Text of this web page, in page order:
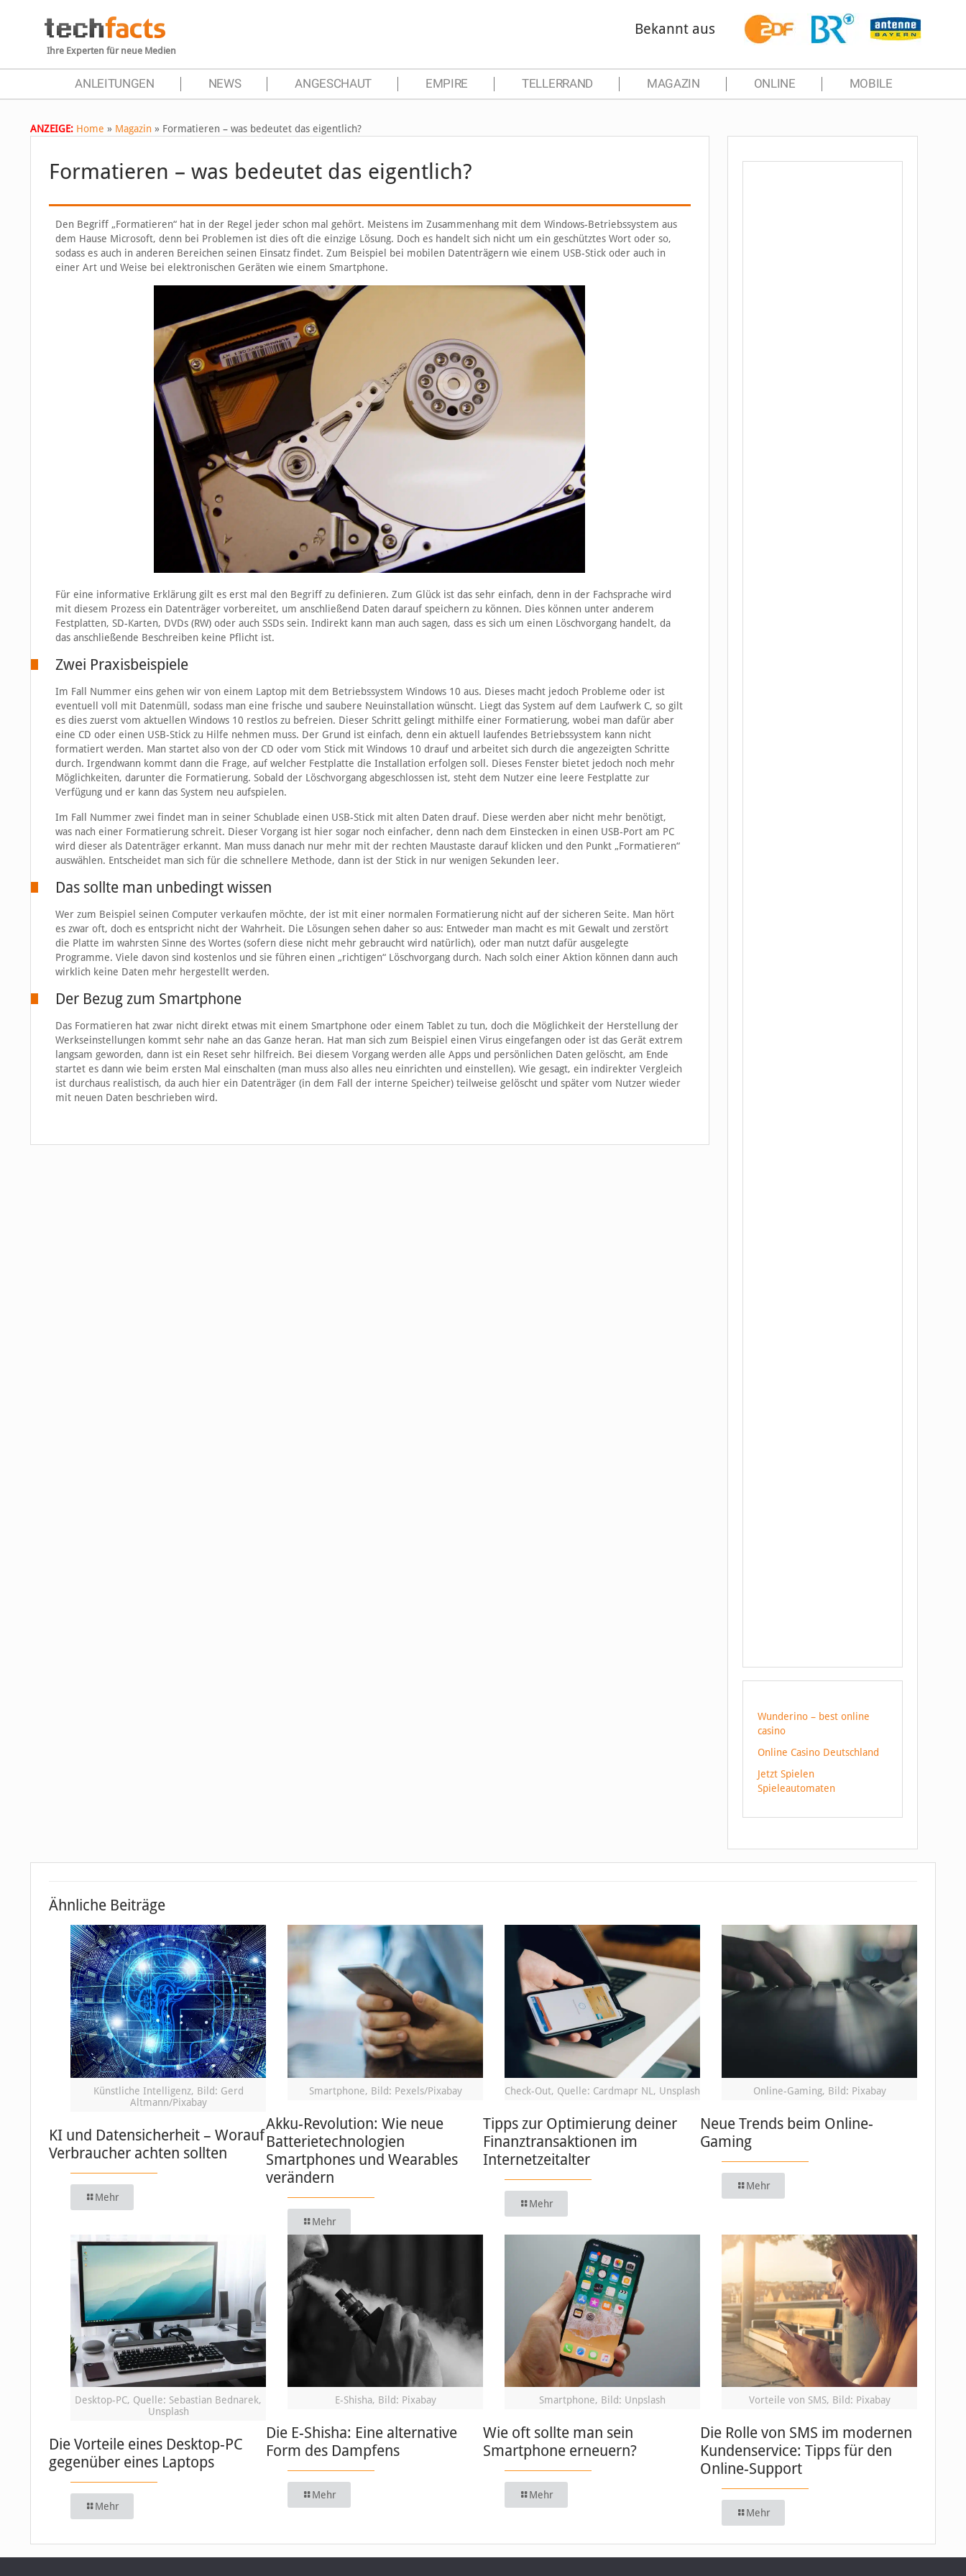
Ihre Experten für neue Medien
Bekannt aus
ANLEITUNGEN NEWS ANGESCHAUT EMPIRE TELLERRAND MAGAZIN ONLINE MOBILE
ANZEIGE: Home » Magazin » Formatieren – was bedeutet das eigentlich?
Formatieren – was bedeutet das eigentlich?
Den Begriff „Formatieren“ hat in der Regel jeder schon mal gehört. Meistens im Zusammenhang mit dem Windows-Betriebssystem aus
dem Hause Microsoft, denn bei Problemen ist dies oft die einzige Lösung. Doch es handelt sich nicht um ein geschütztes Wort oder so,
sodass es auch in anderen Bereichen seinen Einsatz findet. Zum Beispiel bei mobilen Datenträgern wie einem USB-Stick oder auch in
einer Art und Weise bei elektronischen Geräten wie einem Smartphone.
Für eine informative Erklärung gilt es erst mal den Begriff zu definieren. Zum Glück ist das sehr einfach, denn in der Fachsprache wird
mit diesem Prozess ein Datenträger vorbereitet, um anschließend Daten darauf speichern zu können. Dies können unter anderem
Festplatten, SD-Karten, DVDs (RW) oder auch SSDs sein. Indirekt kann man auch sagen, dass es sich um einen Löschvorgang handelt, da
das anschließende Beschreiben keine Pflicht ist.
Zwei Praxisbeispiele
Im Fall Nummer eins gehen wir von einem Laptop mit dem Betriebssystem Windows 10 aus. Dieses macht jedoch Probleme oder ist
eventuell voll mit Datenmüll, sodass man eine frische und saubere Neuinstallation wünscht. Liegt das System auf dem Laufwerk C, so gilt
es dies zuerst vom aktuellen Windows 10 restlos zu befreien. Dieser Schritt gelingt mithilfe einer Formatierung, wobei man dafür aber
eine CD oder einen USB-Stick zu Hilfe nehmen muss. Der Grund ist einfach, denn ein aktuell laufendes Betriebssystem kann nicht
formatiert werden. Man startet also von der CD oder vom Stick mit Windows 10 drauf und arbeitet sich durch die angezeigten Schritte
durch. Irgendwann kommt dann die Frage, auf welcher Festplatte die Installation erfolgen soll. Dieses Fenster bietet jedoch noch mehr
Möglichkeiten, darunter die Formatierung. Sobald der Löschvorgang abgeschlossen ist, steht dem Nutzer eine leere Festplatte zur
Verfügung und er kann das System neu aufspielen.
Im Fall Nummer zwei findet man in seiner Schublade einen USB-Stick mit alten Daten drauf. Diese werden aber nicht mehr benötigt,
was nach einer Formatierung schreit. Dieser Vorgang ist hier sogar noch einfacher, denn nach dem Einstecken in einen USB-Port am PC
wird dieser als Datenträger erkannt. Man muss danach nur mehr mit der rechten Maustaste darauf klicken und den Punkt „Formatieren“
auswählen. Entscheidet man sich für die schnellere Methode, dann ist der Stick in nur wenigen Sekunden leer.
Das sollte man unbedingt wissen
Wer zum Beispiel seinen Computer verkaufen möchte, der ist mit einer normalen Formatierung nicht auf der sicheren Seite. Man hört
es zwar oft, doch es entspricht nicht der Wahrheit. Die Lösungen sehen daher so aus: Entweder man macht es mit Gewalt und zerstört
die Platte im wahrsten Sinne des Wortes (sofern diese nicht mehr gebraucht wird natürlich), oder man nutzt dafür ausgelegte
Programme. Viele davon sind kostenlos und sie führen einen „richtigen“ Löschvorgang durch. Nach solch einer Aktion können dann auch
wirklich keine Daten mehr hergestellt werden.
Der Bezug zum Smartphone
Das Formatieren hat zwar nicht direkt etwas mit einem Smartphone oder einem Tablet zu tun, doch die Möglichkeit der Herstellung der
Werkseinstellungen kommt sehr nahe an das Ganze heran. Hat man sich zum Beispiel einen Virus eingefangen oder ist das Gerät extrem
langsam geworden, dann ist ein Reset sehr hilfreich. Bei diesem Vorgang werden alle Apps und persönlichen Daten gelöscht, am Ende
startet es dann wie beim ersten Mal einschalten (man muss also alles neu einrichten und einstellen). Wie gesagt, ein indirekter Vergleich
ist durchaus realistisch, da auch hier ein Datenträger (in dem Fall der interne Speicher) teilweise gelöscht und später vom Nutzer wieder
mit neuen Daten beschrieben wird.
Wunderino – best online
casino
Online Casino Deutschland
Jetzt Spielen
Spieleautomaten
Ähnliche Beiträge
Künstliche Intelligenz, Bild: Gerd
Altmann/Pixabay
KI und Datensicherheit – Worauf
Verbraucher achten sollten
Mehr
Smartphone, Bild: Pexels/Pixabay
Akku-Revolution: Wie neue
Batterietechnologien
Smartphones und Wearables
verändern
Mehr
Check-Out, Quelle: Cardmapr NL, Unsplash
Tipps zur Optimierung deiner
Finanztransaktionen im
Internetzeitalter
Mehr
Online-Gaming, Bild: Pixabay
Neue Trends beim Online-
Gaming
Mehr
Desktop-PC, Quelle: Sebastian Bednarek,
Unsplash
Die Vorteile eines Desktop-PC
gegenüber eines Laptops
Mehr
E-Shisha, Bild: Pixabay
Die E-Shisha: Eine alternative
Form des Dampfens
Mehr
Smartphone, Bild: Unpslash
Wie oft sollte man sein
Smartphone erneuern?
Mehr
Vorteile von SMS, Bild: Pixabay
Die Rolle von SMS im modernen
Kundenservice: Tipps für den
Online-Support
Mehr